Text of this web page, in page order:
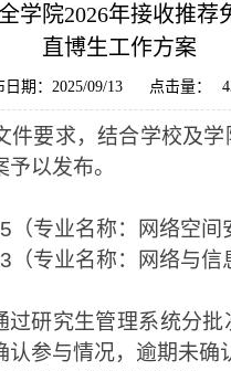
学院2026年接收推荐
直博生工作方案
日期：2025/09/13 点击量：
件要求，结合学校及
以发布。
（专业名称：网络空间
（专业名称：网络与信
过研究生管理系统分
参与情况，逾期未确